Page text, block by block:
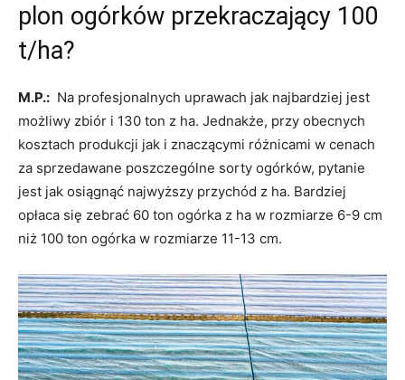
plon ogórków przekraczający 100
t/ha?
M.P.: Na profesjonalnych uprawach jak najbardziej jest
możliwy zbiór i 130 ton z ha. Jednakże, przy obecnych
kosztach produkcji jak i znaczącymi różnicami w cenach
za sprzedawane poszczególne sorty ogórków, pytanie
jest jak osiągnąć najwyższy przychód z ha. Bardziej
opłaca się zebrać 60 ton ogórka z ha w rozmiarze 6-9 cm
niż 100 ton ogórka w rozmiarze 11-13 cm.